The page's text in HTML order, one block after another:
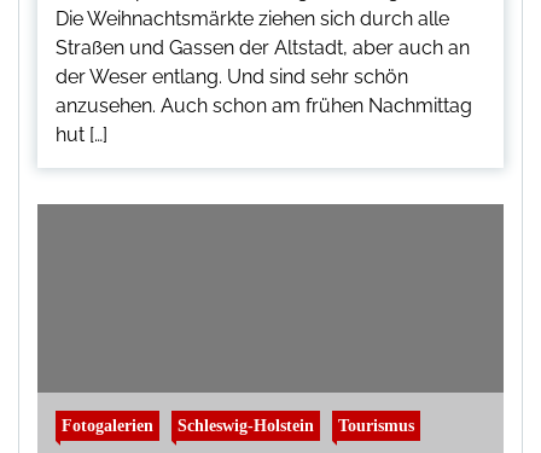
Die Weihnachtsmärkte ziehen sich durch alle
Straßen und Gassen der Altstadt, aber auch an
der Weser entlang. Und sind sehr schön
anzusehen. Auch schon am frühen Nachmittag
hut […]
Fotogalerien Schleswig-Holstein Tourismus